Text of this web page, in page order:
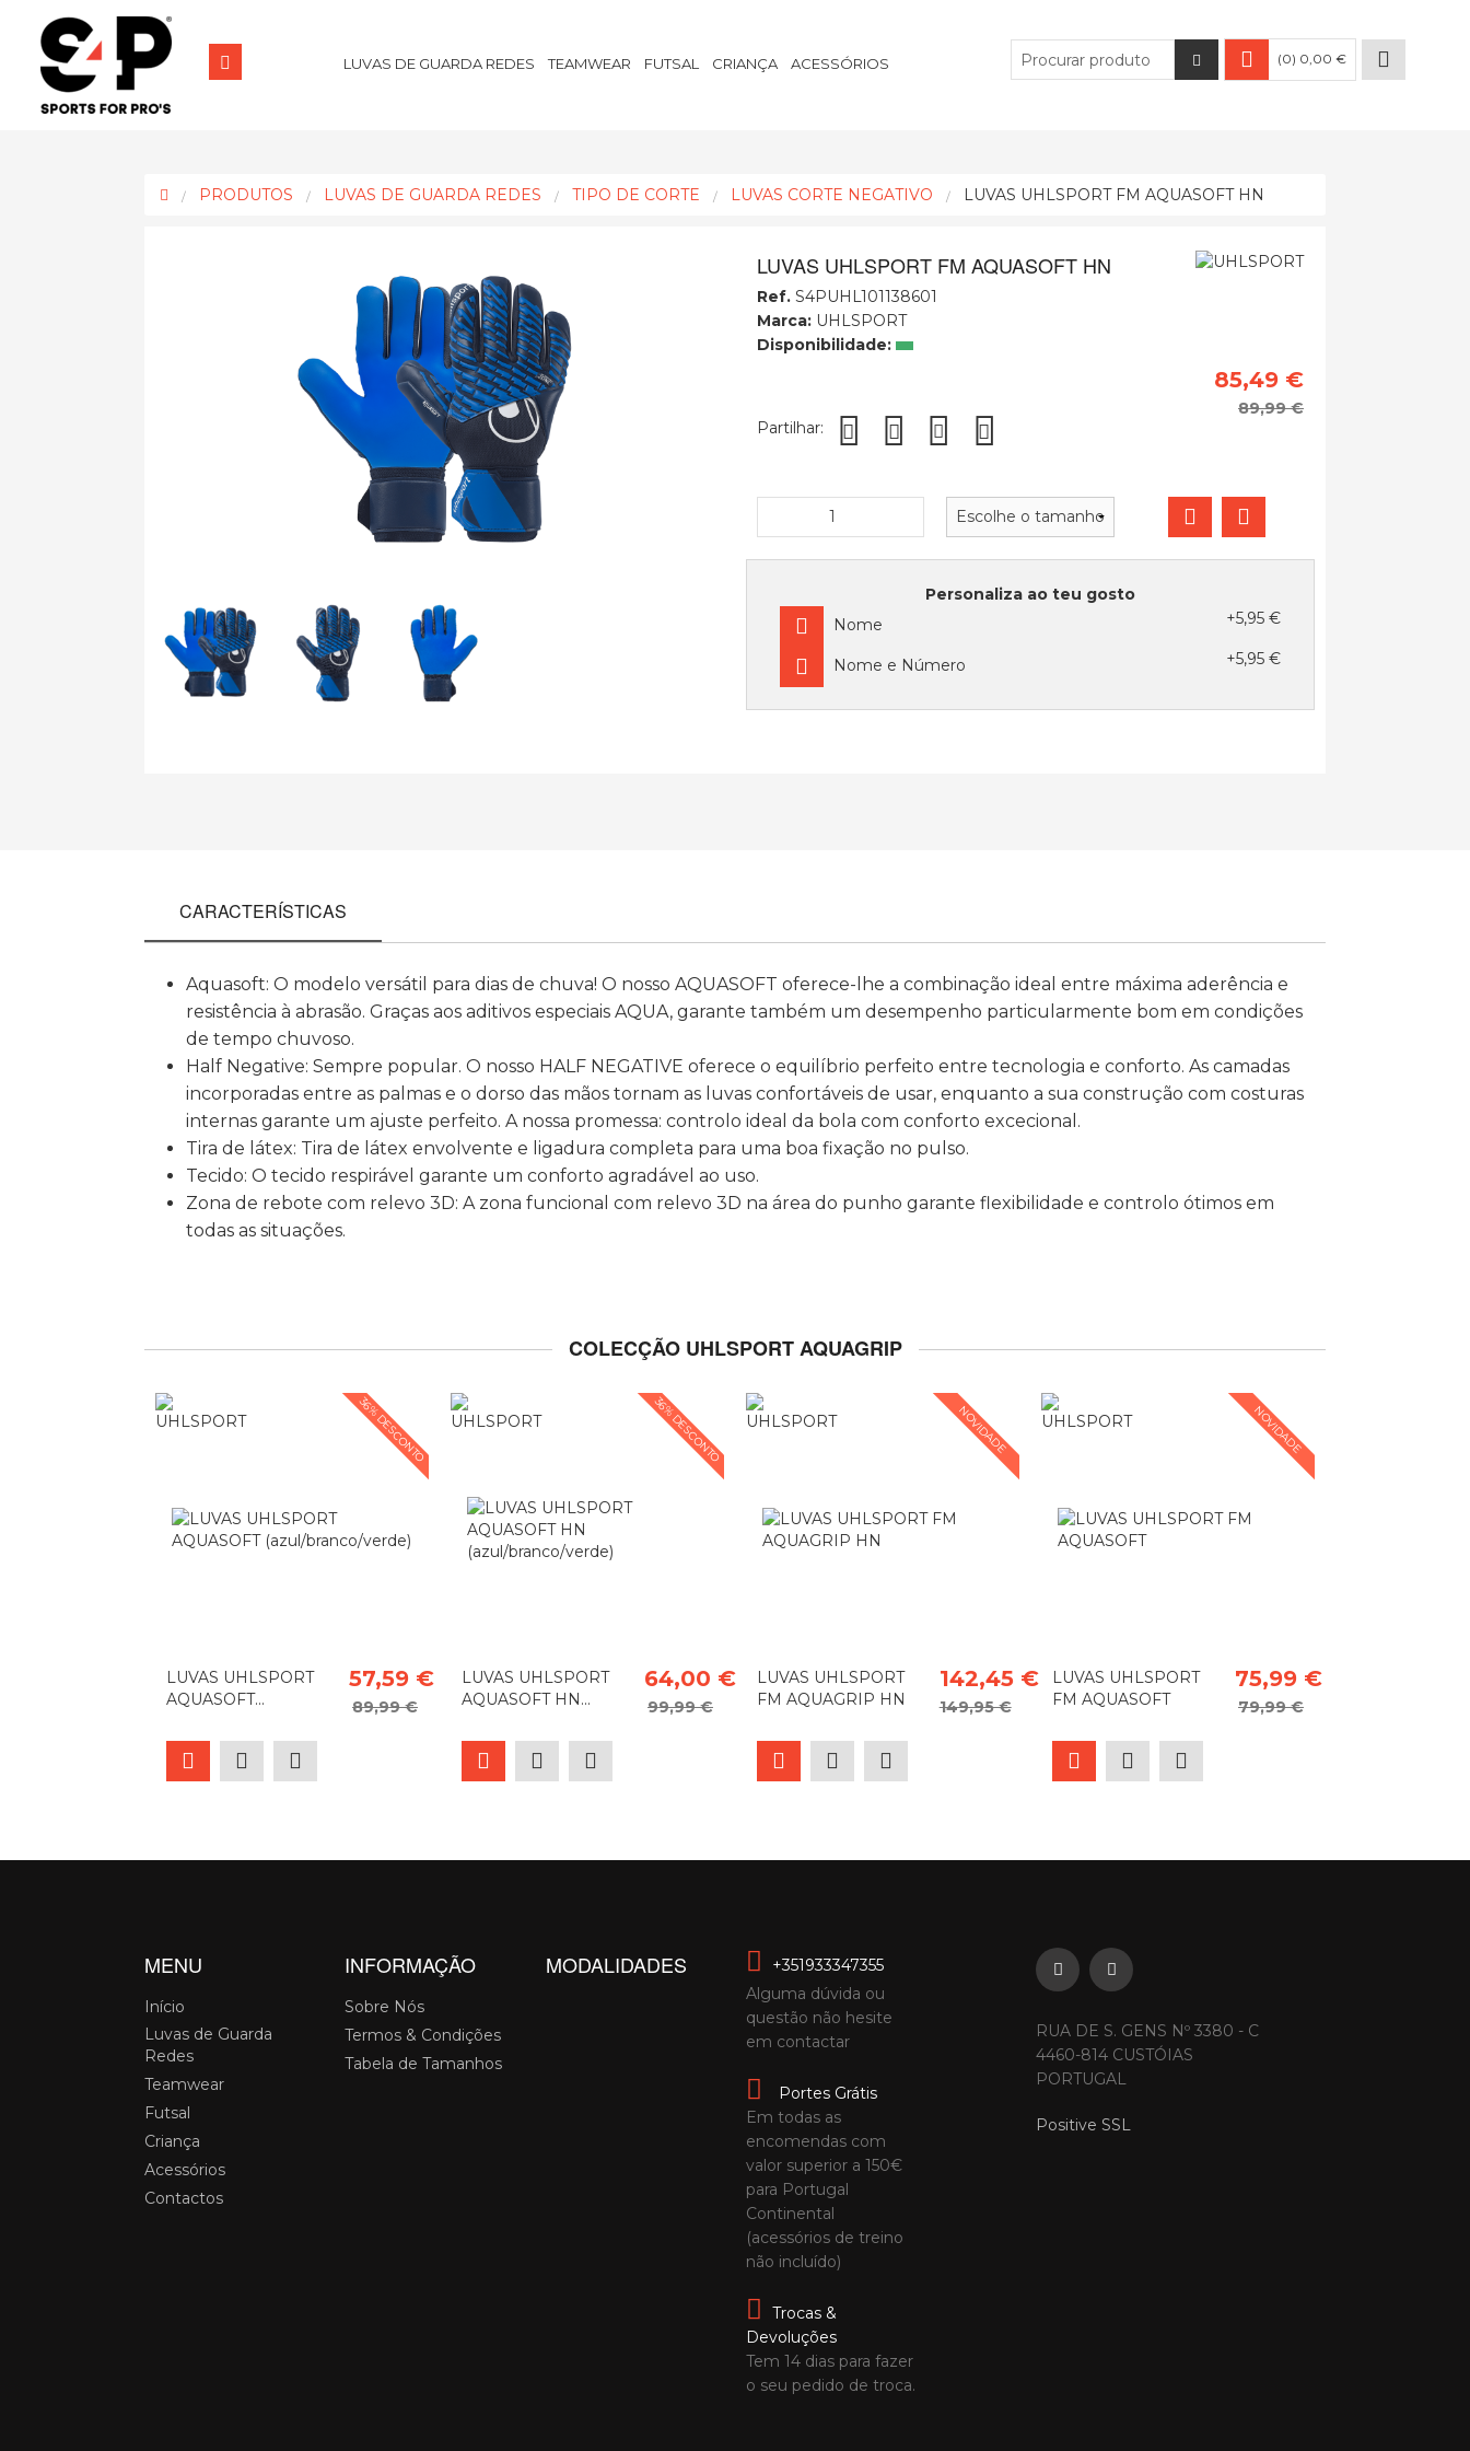
LUVAS DE GUARDA REDES TEAMWEAR FUTSAL CRIANÇA ACESSÓRIOS (0) 0,00 €
PRODUTOS LUVAS DE GUARDA REDES TIPO DE CORTE LUVAS CORTE NEGATIVO LUVAS UHLSPORT FM AQUASOFT HN
LUVAS UHLSPORT FM AQUASOFT HN
Ref. S4PUHL101138601
Marca: UHLSPORT
Disponibilidade:
85,49 €
89,99 €
Partilhar:
Personaliza ao teu gosto
Nome
+5,95 €
Nome e Número +5,95 €
CARACTERÍSTICAS
Aquasoft: O modelo versátil para dias de chuva! O nosso AQUASOFT oferece-lhe a combinação ideal entre máxima aderência e
resistência à abrasão. Graças aos aditivos especiais AQUA, garante também um desempenho particularmente bom em condições
de tempo chuvoso.
Half Negative: Sempre popular. O nosso HALF NEGATIVE oferece o equilíbrio perfeito entre tecnologia e conforto. As camadas
incorporadas entre as palmas e o dorso das mãos tornam as luvas confortáveis de usar, enquanto a sua construção com costuras
internas garante um ajuste perfeito. A nossa promessa: controlo ideal da bola com conforto excecional.
Tira de látex: Tira de látex envolvente e ligadura completa para uma boa fixação no pulso.
Tecido: O tecido respirável garante um conforto agradável ao uso.
Zona de rebote com relevo 3D: A zona funcional com relevo 3D na área do punho garante flexibilidade e controlo ótimos em
todas as situações.
COLECÇÃO UHLSPORT AQUAGRIP
36% DESCONTO
LUVAS UHLSPORT
AQUASOFT...
57,59 €
89,99 €
36% DESCONTO
LUVAS UHLSPORT
AQUASOFT HN...
64,00 €
99,99 €
NOVIDADE
LUVAS UHLSPORT
FM AQUAGRIP HN
142,45 €
149,95 €
NOVIDADE
LUVAS UHLSPORT
FM AQUASOFT
75,99 €
79,99 €
MENU
Início
Luvas de Guarda
Redes
Teamwear
Futsal
Criança
Acessórios
Contactos
INFORMAÇÃO
Sobre Nós
Termos & Condições
Tabela de Tamanhos
MODALIDADES
+351933347355
Alguma dúvida ou
questão não hesite
em contactar
Portes Grátis
Em todas as
encomendas com
valor superior a 150€
para Portugal
Continental
(acessórios de treino
não incluído)
Trocas &
Devoluções
Tem 14 dias para fazer
o seu pedido de troca.
RUA DE S. GENS Nº 3380 - C
4460-814 CUSTÓIAS
PORTUGAL
Positive SSL